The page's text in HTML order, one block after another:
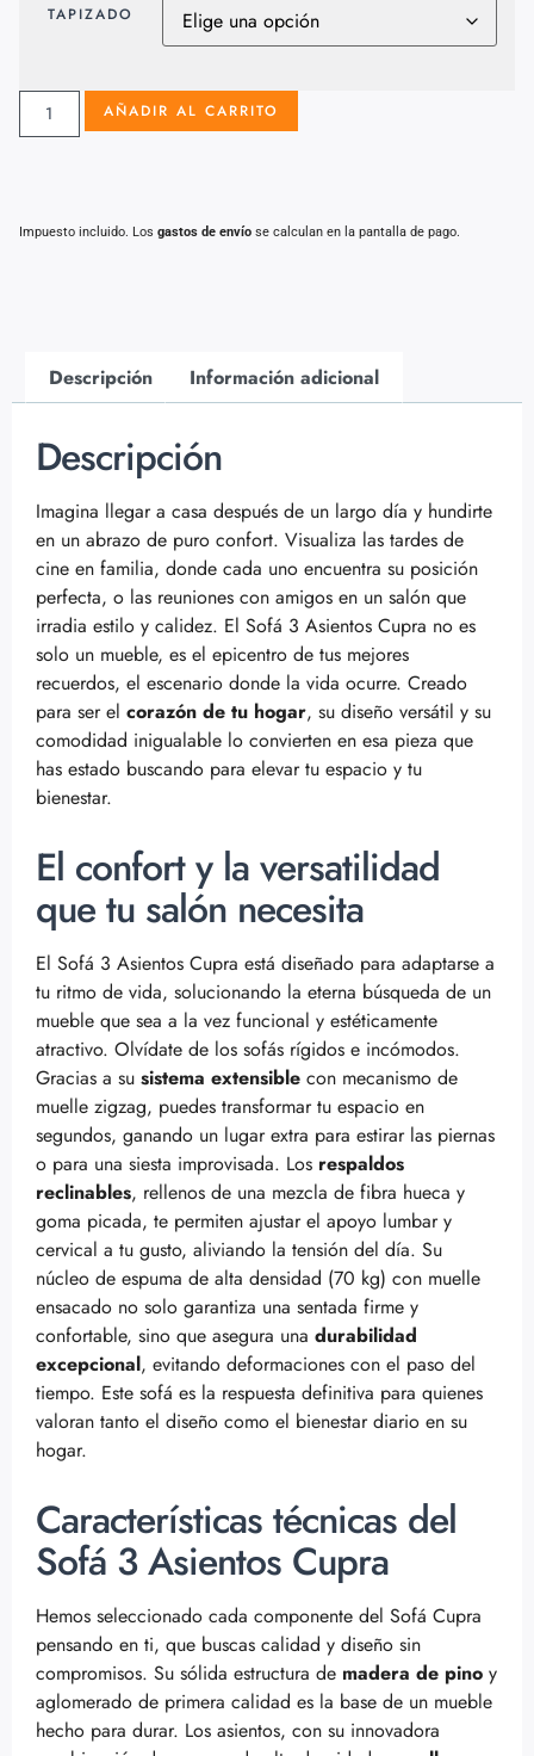
TAPIZADO
AÑADIR AL CARRITO
Impuesto incluido. Los gastos de envío se calculan en la pantalla de pago.
Descripción Información adicional
Descripción
Imagina llegar a casa después de un largo día y hundirte
en un abrazo de puro confort. Visualiza las tardes de
cine en familia, donde cada uno encuentra su posición
perfecta, o las reuniones con amigos en un salón que
irradia estilo y calidez. El Sofá 3 Asientos Cupra no es
solo un mueble, es el epicentro de tus mejores
recuerdos, el escenario donde la vida ocurre. Creado
para ser el corazón de tu hogar, su diseño versátil y su
comodidad inigualable lo convierten en esa pieza que
has estado buscando para elevar tu espacio y tu
bienestar.
El confort y la versatilidad
que tu salón necesita
El Sofá 3 Asientos Cupra está diseñado para adaptarse a
tu ritmo de vida, solucionando la eterna búsqueda de un
mueble que sea a la vez funcional y estéticamente
atractivo. Olvídate de los sofás rígidos e incómodos.
Gracias a su sistema extensible con mecanismo de
muelle zigzag, puedes transformar tu espacio en
segundos, ganando un lugar extra para estirar las piernas
o para una siesta improvisada. Los respaldos
reclinables, rellenos de una mezcla de fibra hueca y
goma picada, te permiten ajustar el apoyo lumbar y
cervical a tu gusto, aliviando la tensión del día. Su
núcleo de espuma de alta densidad (70 kg) con muelle
ensacado no solo garantiza una sentada firme y
confortable, sino que asegura una durabilidad
excepcional, evitando deformaciones con el paso del
tiempo. Este sofá es la respuesta definitiva para quienes
valoran tanto el diseño como el bienestar diario en su
hogar.
Características técnicas del
Sofá 3 Asientos Cupra
Hemos seleccionado cada componente del Sofá Cupra
pensando en ti, que buscas calidad y diseño sin
compromisos. Su sólida estructura de madera de pino y
aglomerado de primera calidad es la base de un mueble
hecho para durar. Los asientos, con su innovadora